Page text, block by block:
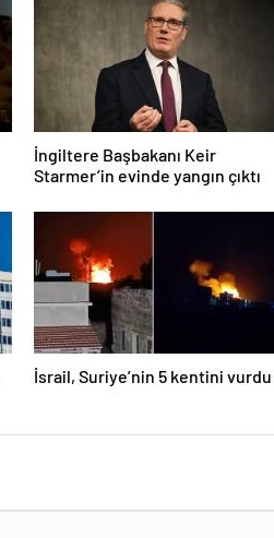
İngiltere Başbakanı Keir
Starmer’in evinde yangın çıktı
İsrail, Suriye’nin 5 kentini vurdu